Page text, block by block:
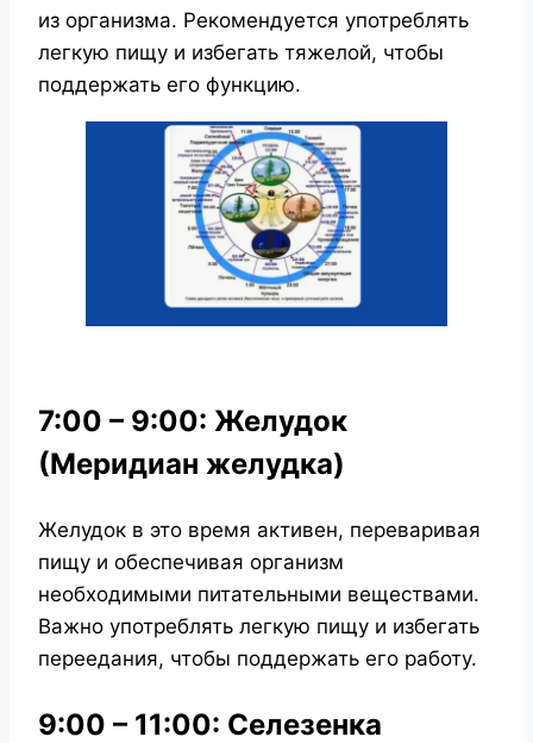
из организма. Рекомендуется употреблять
легкую пищу и избегать тяжелой, чтобы
поддержать его функцию.
7:00 – 9:00: Желудок
(Меридиан желудка)
Желудок в это время активен, переваривая
пищу и обеспечивая организм
необходимыми питательными веществами.
Важно употреблять легкую пищу и избегать
переедания, чтобы поддержать его работу.
9:00 – 11:00: Селезенка